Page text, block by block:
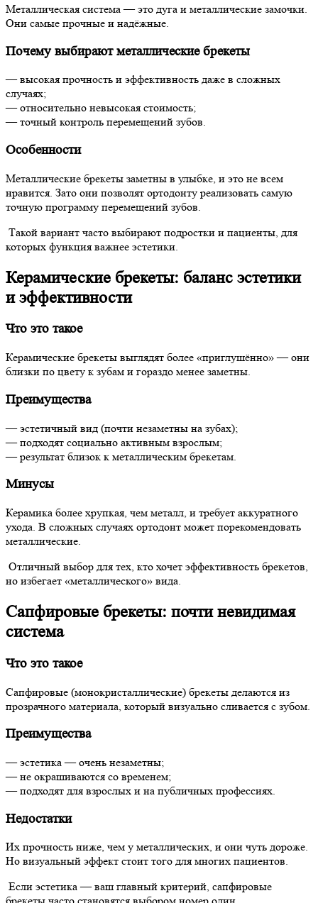
Металлическая система — это дуга и металлические замочки.
Они самые прочные и надёжные.
Почему выбирают металлические брекеты
— высокая прочность и эффективность даже в сложных
случаях;
— относительно невысокая стоимость;
— точный контроль перемещений зубов.
Особенности
Металлические брекеты заметны в улыбке, и это не всем
нравится. Зато они позволят ортодонту реализовать самую
точную программу перемещений зубов.
Такой вариант часто выбирают подростки и пациенты, для
которых функция важнее эстетики.
Керамические брекеты: баланс эстетики
и эффективности
Что это такое
Керамические брекеты выглядят более «приглушённо» — они
близки по цвету к зубам и гораздо менее заметны.
Преимущества
— эстетичный вид (почти незаметны на зубах);
— подходят социально активным взрослым;
— результат близок к металлическим брекетам.
Минусы
Керамика более хрупкая, чем металл, и требует аккуратного
ухода. В сложных случаях ортодонт может порекомендовать
металлические.
Отличный выбор для тех, кто хочет эффективность брекетов,
но избегает «металлического» вида.
Сапфировые брекеты: почти невидимая
система
Что это такое
Сапфировые (монокристаллические) брекеты делаются из
прозрачного материала, который визуально сливается с зубом.
Преимущества
— эстетика — очень незаметны;
— не окрашиваются со временем;
— подходят для взрослых и на публичных профессиях.
Недостатки
Их прочность ниже, чем у металлических, и они чуть дороже.
Но визуальный эффект стоит того для многих пациентов.
Если эстетика — ваш главный критерий, сапфировые